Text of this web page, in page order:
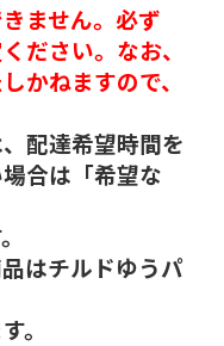
ません。必ず
ださい。なお、
かねますので、
配達希望時間を
合は「希望な
はチルドゆうパ
。